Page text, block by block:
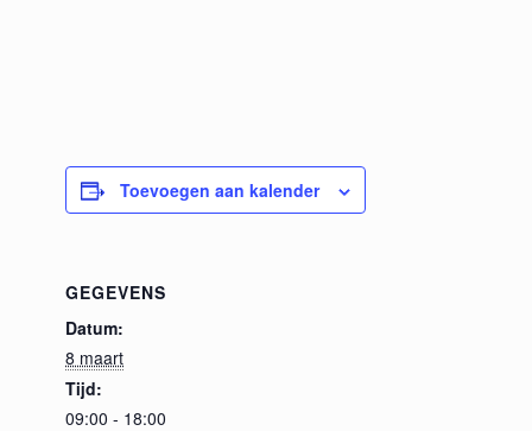
Toevoegen aan kalender
GEGEVENS
Datum:
8 maart
Tijd:
09:00 - 18:00